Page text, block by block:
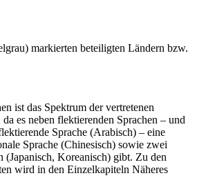
markierten beteiligten Ländern bzw.
ist das Spektrum der vertretenen
es neben flektierenden Sprachen – und
Sprache (Arabisch) – eine
Sprache (Chinesisch) sowie zwei
(Japanisch, Koreanisch) gibt. Zu den
wird in den Einzelkapiteln Näheres